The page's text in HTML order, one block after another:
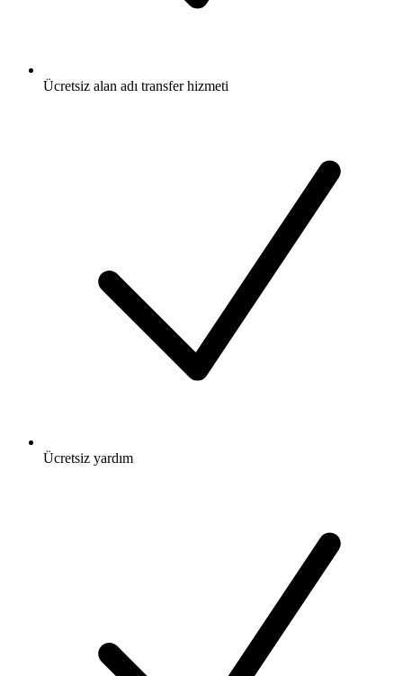
Ücretsiz alan adı transfer hizmeti
Ücretsiz yardım